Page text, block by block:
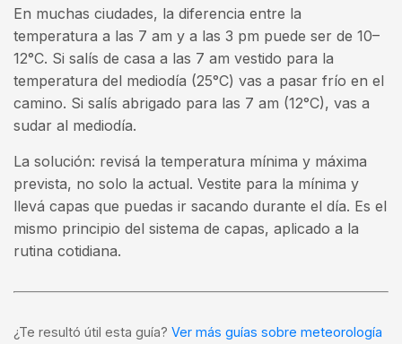
En muchas ciudades, la diferencia entre la
temperatura a las 7 am y a las 3 pm puede ser de 10–
12°C. Si salís de casa a las 7 am vestido para la
temperatura del mediodía (25°C) vas a pasar frío en el
camino. Si salís abrigado para las 7 am (12°C), vas a
sudar al mediodía.
La solución: revisá la temperatura mínima y máxima
prevista, no solo la actual. Vestite para la mínima y
llevá capas que puedas ir sacando durante el día. Es el
mismo principio del sistema de capas, aplicado a la
rutina cotidiana.
¿Te resultó útil esta guía? Ver más guías sobre meteorología